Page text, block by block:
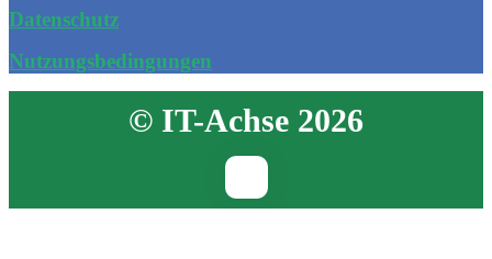
Datenschutz
Nutzungsbedingungen
© IT-Achse 2026